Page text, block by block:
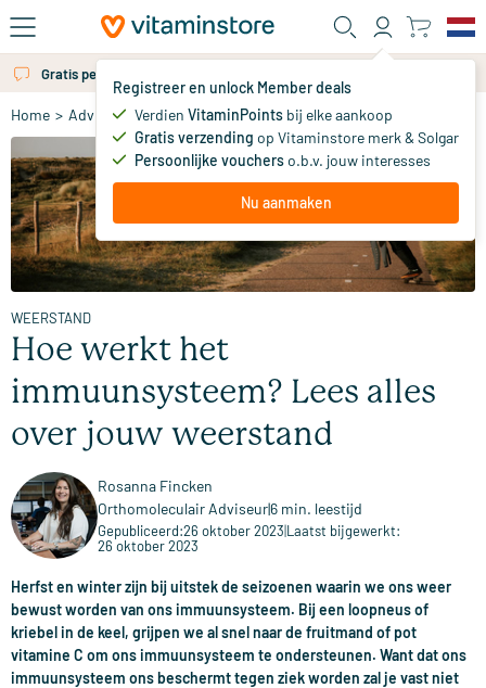
Ga naar de hoofdinhoud
Registreer en unlock Member deals
Verdien VitaminPoints bij elke aankoop
Gratis verzending op Vitaminstore merk & Solgar
Persoonlijke voucherso.b.v. jouw interesses
Nu aanmaken
Gratis persoonlijk advies via chat of email
Home > Advies > Weerstand > Hoe werkt het immuunsysteem? Lees
WEERSTAND
Hoe werkt het
immuunsysteem? Lees alles
over jouw weerstand
Rosanna Fincken
Orthomoleculair Adviseur|6 min. leestijd
Gepubliceerd:26 oktober 2023|Laatst bijgewerkt:
26 oktober 2023
Herfst en winter zijn bij uitstek de seizoenen waarin we ons weer
bewust worden van ons immuunsysteem. Bij een loopneus of
kriebel in de keel, grijpen we al snel naar de fruitmand of pot
vitamine C om ons immuunsysteem te ondersteunen. Want dat ons
immuunsysteem ons beschermt tegen ziek worden zal je vast niet